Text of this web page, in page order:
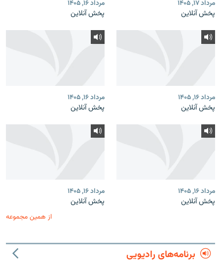
مرداد ۱۷, ۱۴۰۵
پخش آنلاین
مرداد ۱۶, ۱۴۰۵
پخش آنلاین
مرداد ۱۶, ۱۴۰۵
پخش آنلاین
مرداد ۱۶, ۱۴۰۵
پخش آنلاین
مرداد ۱۶, ۱۴۰۵
پخش آنلاین
مرداد ۱۶, ۱۴۰۵
پخش آنلاین
از همین مجموعه
برنامه‌های رادیویی